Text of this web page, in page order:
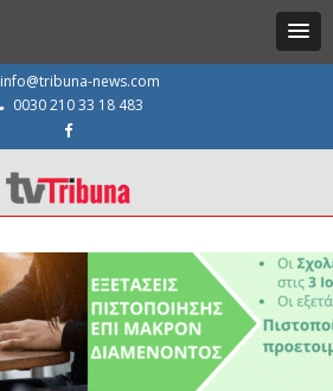
info@tribuna-news.com
0030 210 33 18 483